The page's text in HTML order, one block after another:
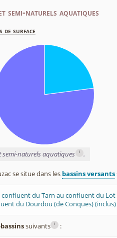
semi-naturels aquatiques
de surface
semi-naturels aquatiques i .
se situe dans les bassins versants
confluent du Tarn au confluent du Lot
du Dourdou (de Conques)
suivants i :